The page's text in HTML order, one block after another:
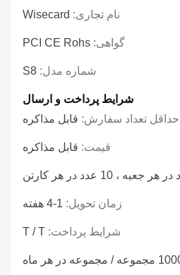
نام تجاری: Wisecard
گواهی: PCI CE Rohs
شماره مدل: S8
شرایط پرداخت و ارسال
حداقل تعداد سفارش: قابل مذاکره
قیمت: قابل مذاکره
زمان تحویل: 1-4 هفته
شرایط پرداخت: T / T
/ مجموعه در هر ماه